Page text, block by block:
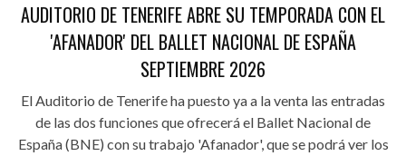
AUDITORIO DE TENERIFE ABRE SU TEMPORADA CON EL
'AFANADOR' DEL BALLET NACIONAL DE ESPAÑA
SEPTIEMBRE 2026
El Auditorio de Tenerife ha puesto ya a la venta las entradas
de las dos funciones que ofrecerá el Ballet Nacional de
España (BNE) con su trabajo 'Afanador', que se podrá ver los